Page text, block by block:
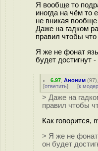
Я вообще то
иногда на чём то
не вникая
Даже на гадком
правил чтобы
Я же не фонат
будет достигнут
6.97 ,Аноним (97
[ответить] [к
> Даже на
правил чтобы
Как говорится,
> Я же не фонат
он будет